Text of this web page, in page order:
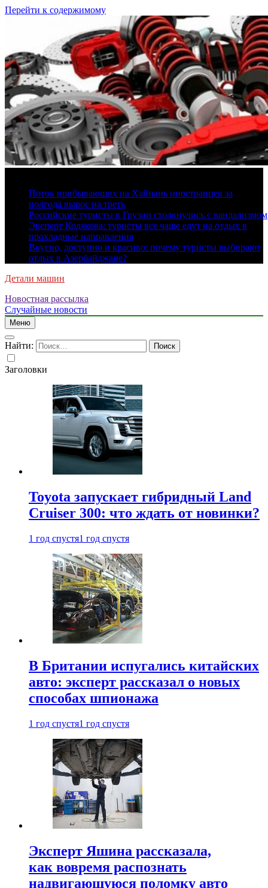
Перейти к содержимому
Поток прибывающих на Хайнань иностранцев за
полгода вырос на треть
Российские туристы в Грузии столкнулись с вандализмом
Эксперт Кодякова: туристы все чаще едут на отдых в
прохладные направления
Вкусно, доступно и красиво: почему туристы выбирают
отдых в Азербайджане?
Детали машин
Новостная рассылка
Случайные новости
Меню
Найти:
Заголовки
Toyota запускает гибридный Land
Cruiser 300: что ждать от новинки?
1 год спустя1 год спустя
В Британии испугались китайских
авто: эксперт рассказал о новых
способах шпионажа
1 год спустя1 год спустя
Эксперт Яшина рассказала,
как вовремя распознать
надвигающуюся поломку авто